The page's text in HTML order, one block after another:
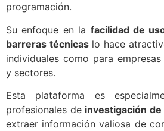
programación.
Su enfoque en la facilidad de
barreras técnicaslo hace
individuales como para
y sectores.
Esta plataforma es
profesionales de investigación
extraer información valiosa de